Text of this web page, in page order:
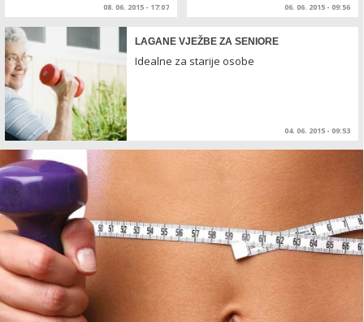
08. 06. 2015 - 17:07 06. 06. 2015 - 09:56
LAGANE VJEŽBE ZA SENIORE
Idealne za starije osobe
04. 06. 2015 - 09:53